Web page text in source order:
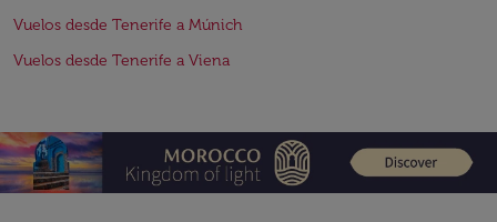
Vuelos desde Tenerife a Múnich
Vuelos desde Tenerife a Viena